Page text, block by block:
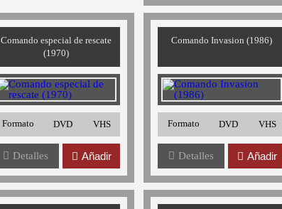
Comando especial de rescate
(1970)
Formato DVD VHS
Detalles Añadir
Comando Invasion (1986)
Formato DVD VHS
Detalles Añadir